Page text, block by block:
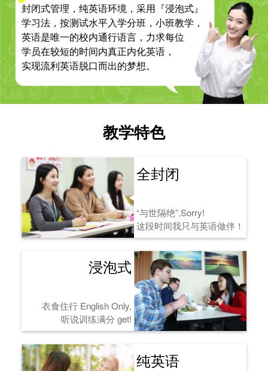
封闭式管理，纯英语环境，采用『浸泡式』
学习法，按测试水平入学分班，小班教学，
英语是唯一的校内通行语言，力求每位
学员在较短的时间内真正内化英语，
实现流利英语脱口而出的梦想。
教学特色
全封闭
“与世隔绝”,Sorry!
这段时间我只与英语做伴！
浸泡式
衣食住行 English Only,
听说训练满分 get!
纯英语